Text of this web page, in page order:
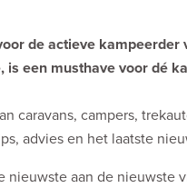
de actieve kampeerder
een musthave voor dé
caravans, campers,
advies en het laatste
nieuwste aan de nieuwste